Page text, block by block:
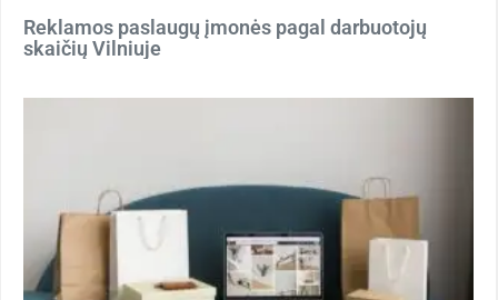
Reklamos paslaugų įmonės pagal darbuotojų
skaičių Vilniuje